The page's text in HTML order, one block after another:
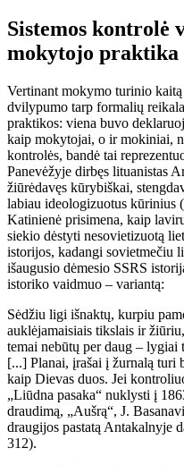
Sistemos kontrolė
mokytojo praktika
Vertinant mokymo turinio
dvilypumo tarp formalių
praktikos: viena buvo
kaip mokytojai, o ir mokiniai,
kontrolės, bandė tai
Panevėžyje dirbęs lituanistas
žiūrėdavęs kūrybiškai,
labiau ideologizuotus kūrinius
Katinienė prisimena, kaip
siekio dėstyti nesovietizuotą
istorijos, kadangi sovietmečiu
išaugusio dėmesio SSRS
istoriko vaidmuo – variantą:
Sėdžiu ligi išnaktų, kurpiu
auklėjamaisiais tikslais ir
temai nebūtų per daug –
[...] Planai, įrašai į žurnalą turi
kaip Dievas duos. Jei
„Liūdna pasaka“ nuklysti į
draudimą, „Aušrą“, J.
draugijos pastatą Antakalnyje
312).